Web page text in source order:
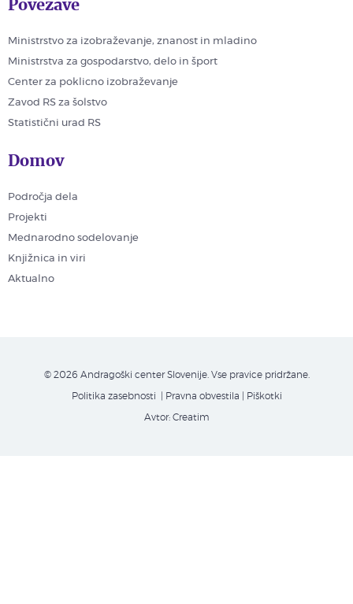
Povezave
Ministrstvo za izobraževanje, znanost in mladino
Ministrstva za gospodarstvo, delo in šport
Center za poklicno izobraževanje
Zavod RS za šolstvo
Statistični urad RS
Domov
Področja dela
Projekti
Mednarodno sodelovanje
Knjižnica in viri
Aktualno
© 2026 Andragoški center Slovenije. Vse pravice pridržane.
Politika zasebnosti | Pravna obvestila Piškotki
Avtor: Creatim